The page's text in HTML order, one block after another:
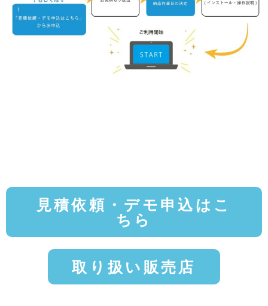
見積依頼・デモ申込はこ
ちら
取り扱い販売店